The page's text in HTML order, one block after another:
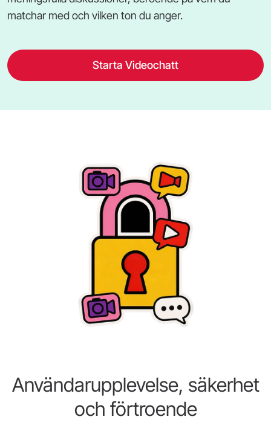
matchar med och vilken ton du anger.
Starta Videochatt
Användarupplevelse, säkerhet
och förtroende